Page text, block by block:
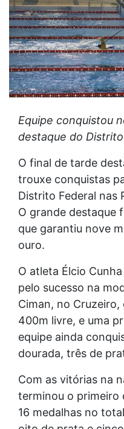
Equipe conquistou
destaque do
O final de tarde
trouxe conquistas
Distrito Federal nas
O grande destaque
que garantiu nove
ouro.
O atleta Élcio
pelo sucesso na
Ciman, no
400m livre, e uma
equipe ainda
dourada, três de
Com as vitórias na
terminou o primeiro
16 medalhas no